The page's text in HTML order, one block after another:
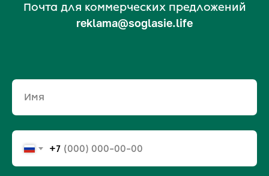
Почта для коммерческих предложений
reklama@soglasie.life
Имя
+7